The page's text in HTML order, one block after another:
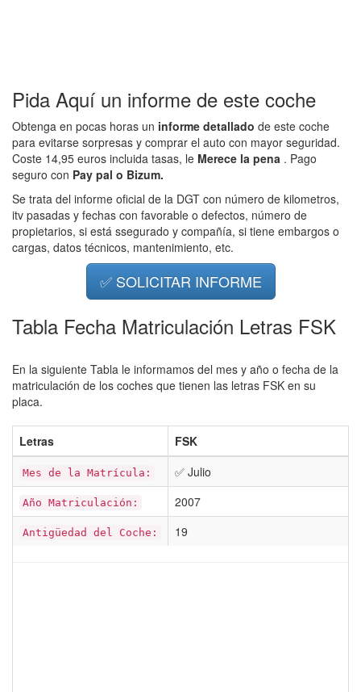
Pida Aquí un informe de este coche
Obtenga en pocas horas un informe detallado de este coche
para evitarse sorpresas y comprar el auto con mayor seguridad.
Coste 14,95 euros incluida tasas, le Merece la pena . Pago
seguro con Pay pal o Bizum.
Se trata del informe oficial de la DGT con número de kilometros,
itv pasadas y fechas con favorable o defectos, número de
propietarios, si está ssegurado y compañía, si tiene embargos o
cargas, datos técnicos, mantenimiento, etc.
✅ SOLICITAR INFORME
Tabla Fecha Matriculación Letras FSK
En la siguiente Tabla le informamos del mes y año o fecha de la
matriculación de los coches que tienen las letras FSK en su
placa.
Letras FSK
Mes de la Matrícula: ✅ Julio
Año Matriculación: 2007
Antigüedad del Coche: 19